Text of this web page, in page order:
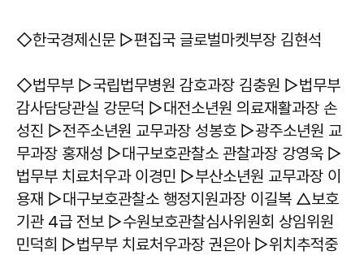
◇한국경제신문 ▷편집국 글로벌마켓부장 김현석
◇법무부 ▷국립법무병원 감호과장 김충원 ▷법무부
감사담당관실 강문덕 ▷대전소년원 의료재활과장 손
성진 ▷전주소년원 교무과장 성봉호 ▷광주소년원 교
무과장 홍재성 ▷대구보호관찰소 관찰과장 강영욱 ▷
법무부 치료처우과 이경민 ▷부산소년원 교무과장 이
용재 ▷대구보호관찰소 행정지원과장 이길복 △보호
기관 4급 전보 ▷수원보호관찰심사위원회 상임위원
민덕희 ▷법무부 치료처우과장 권은아 ▷위치추적중